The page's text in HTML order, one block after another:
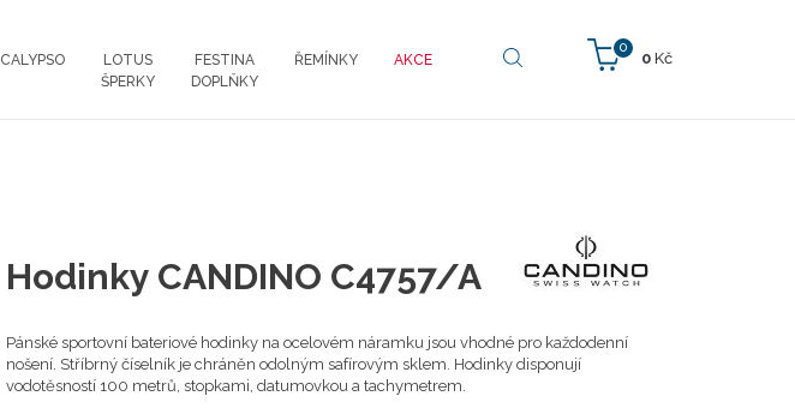
0
0 Kč
CALYPSO
LOTUS
ŠPERKY
FESTINA
DOPLŇKY
ŘEMÍNKY AKCE
Hodinky CANDINO C4757/A
Pánské sportovní bateriové hodinky na ocelovém náramku jsou vhodné pro každodenní
nošení. Stříbrný číselník je chráněn odolným safírovým sklem. Hodinky disponují
vodotěsností 100 metrů, stopkami, datumovkou a tachymetrem.